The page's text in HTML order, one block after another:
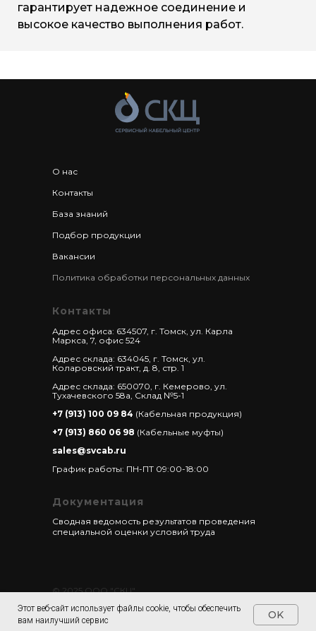
гарантирует надежное соединение и
высокое качество выполнения работ.
О нас
Контакты
База знаний
Подбор продукции
Вакансии
Политика обработки персональных данных
Сводная ведомость результатов проведения
специальной оценки условий труда
Адрес офиса: 634507, г. Томск, ул. Карла
Маркса, 7, офис 524
Адрес склада: 634045, г. Томск, ул.
Коларовский тракт, д. 8, стр. 1
Адрес склада: 650070, г. Кемерово, ул.
Тухачевского 58а, Склад №5-1
+7 (913) 100 09 84 (Кабельная продукция)
+7 (913) 860 06 98 (Кабельные муфты)
sales@svcab.ru
График работы: ПН-ПТ 09:00-18:00
Контакты
Документация
© 2025 ООО "СКЦ"
Изображения взяты из открытых источников
freepik.com
Этот веб-сайт использует файлы cookie, чтобы обеспечить
вам наилучший сервис
OK